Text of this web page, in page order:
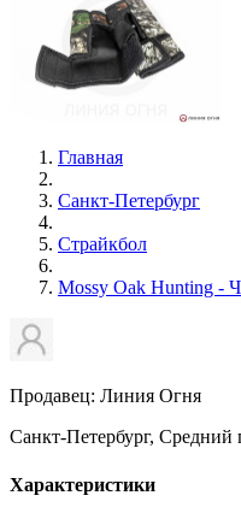
Главная
Санкт-Петербург
Страйкбол
Mossy Oak Hunting -
Продавец: Линия Огня
Санкт-Петербург,
Характеристики